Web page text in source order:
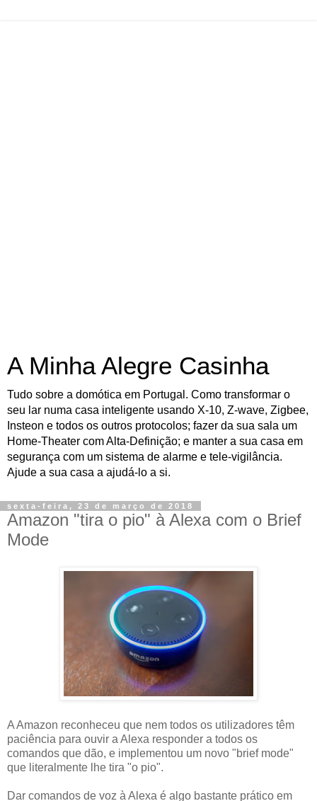
A Minha Alegre Casinha
Tudo sobre a domótica em Portugal. Como transformar o
seu lar numa casa inteligente usando X-10, Z-wave, Zigbee,
Insteon e todos os outros protocolos; fazer da sua sala um
Home-Theater com Alta-Definição; e manter a sua casa em
segurança com um sistema de alarme e tele-vigilância.
Ajude a sua casa a ajudá-lo a si.
sexta-feira, 23 de março de 2018
Amazon "tira o pio" à Alexa com o Brief
Mode
A Amazon reconheceu que nem todos os utilizadores têm
paciência para ouvir a Alexa responder a todos os
comandos que dão, e implementou um novo "brief mode"
que literalmente lhe tira "o pio".
Dar comandos de voz à Alexa é algo bastante prático em